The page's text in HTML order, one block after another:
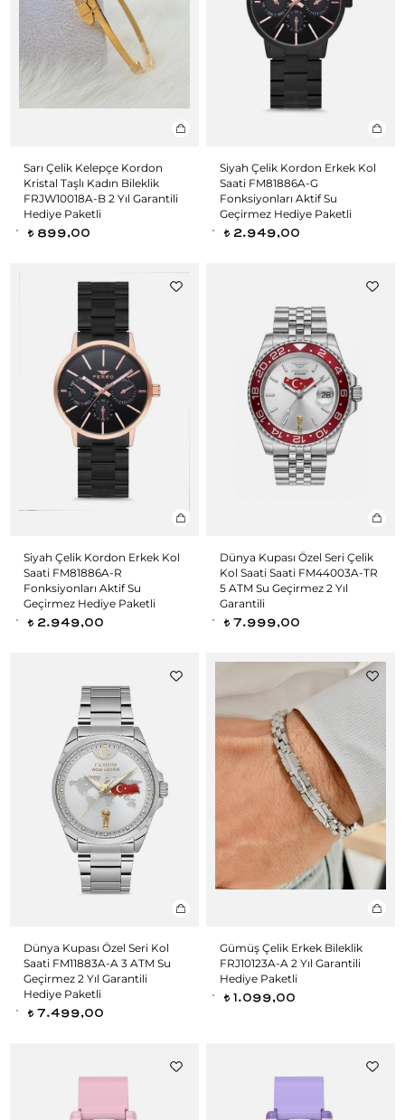
Sarı Çelik Kelepçe Kordon
Kristal Taşlı Kadın Bileklik
FRJW10018A-B 2 Yıl Garantili
Hediye Paketli
t 899,00
Siyah Çelik Kordon Erkek Kol
Saati FM81886A-G
Fonksiyonları Aktif Su
Geçirmez Hediye Paketli
t 2.949,00
Siyah Çelik Kordon Erkek Kol
Saati FM81886A-R
Fonksiyonları Aktif Su
Geçirmez Hediye Paketli
t 2.949,00
Dünya Kupası Özel Seri Çelik
Kol Saati Saati FM44003A-TR
5 ATM Su Geçirmez 2 Yıl
Garantili
t 7.999,00
Dünya Kupası Özel Seri Kol
Saati FM11883A-A 3 ATM Su
Geçirmez 2 Yıl Garantili
Hediye Paketli
t 7.499,00
Gümüş Çelik Erkek Bileklik
FRJ10123A-A 2 Yıl Garantili
Hediye Paketli
t 1.099,00